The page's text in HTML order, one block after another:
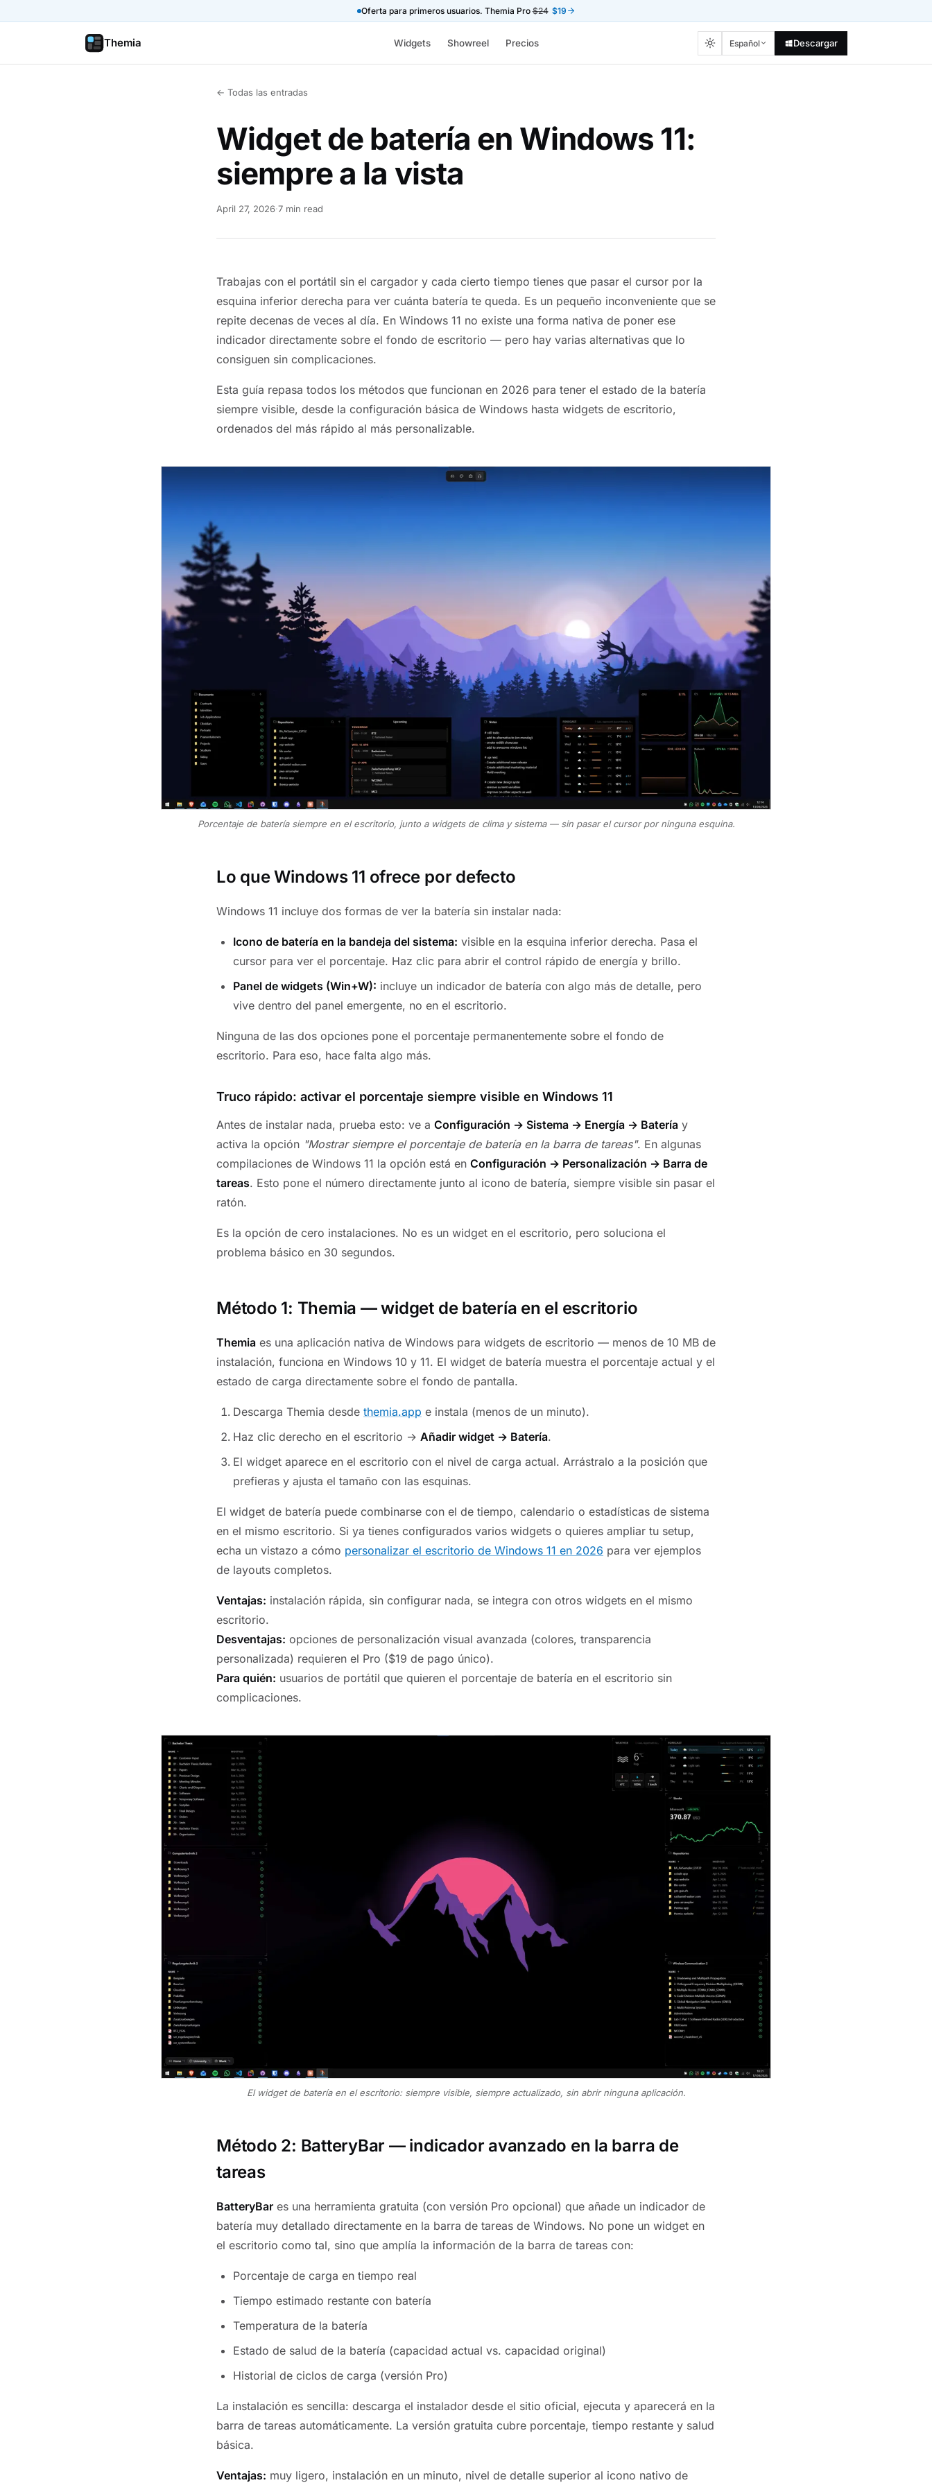
Oferta para primeros usuarios. Themia Pro$24 $19
Themia Widgets Showreel Precios Español Descargar
← Todas las entradas
Widget de batería en Windows 11:
siempre a la vista
April 27, 2026·7 min read
Trabajas con el portátil sin el cargador y cada cierto tiempo tienes que pasar el cursor por la
esquina inferior derecha para ver cuánta batería te queda. Es un pequeño inconveniente que se
repite decenas de veces al día. En Windows 11 no existe una forma nativa de poner ese
indicador directamente sobre el fondo de escritorio — pero hay varias alternativas que lo
consiguen sin complicaciones.
Esta guía repasa todos los métodos que funcionan en 2026 para tener el estado de la batería
siempre visible, desde la configuración básica de Windows hasta widgets de escritorio,
ordenados del más rápido al más personalizable.
Porcentaje de batería siempre en el escritorio, junto a widgets de clima y sistema — sin pasar el cursor por ninguna esquina.
Lo que Windows 11 ofrece por defecto
Windows 11 incluye dos formas de ver la batería sin instalar nada:
Icono de batería en la bandeja del sistema: visible en la esquina inferior derecha. Pasa el
cursor para ver el porcentaje. Haz clic para abrir el control rápido de energía y brillo.
Panel de widgets (Win+W): incluye un indicador de batería con algo más de detalle, pero
vive dentro del panel emergente, no en el escritorio.
Ninguna de las dos opciones pone el porcentaje permanentemente sobre el fondo de
escritorio. Para eso, hace falta algo más.
Truco rápido: activar el porcentaje siempre visible en Windows 11
Antes de instalar nada, prueba esto: ve a Configuración → Sistema → Energía → Batería y
activa la opción "Mostrar siempre el porcentaje de batería en la barra de tareas". En algunas
compilaciones de Windows 11 la opción está en Configuración → Personalización → Barra de
tareas. Esto pone el número directamente junto al icono de batería, siempre visible sin pasar el
ratón.
Es la opción de cero instalaciones. No es un widget en el escritorio, pero soluciona el
problema básico en 30 segundos.
Método 1: Themia — widget de batería en el escritorio
Themia es una aplicación nativa de Windows para widgets de escritorio — menos de 10 MB de
instalación, funciona en Windows 10 y 11. El widget de batería muestra el porcentaje actual y el
estado de carga directamente sobre el fondo de pantalla.
Descarga Themia desde themia.app e instala (menos de un minuto).
Haz clic derecho en el escritorio → Añadir widget → Batería.
El widget aparece en el escritorio con el nivel de carga actual. Arrástralo a la posición que
prefieras y ajusta el tamaño con las esquinas.
El widget de batería puede combinarse con el de tiempo, calendario o estadísticas de sistema
en el mismo escritorio. Si ya tienes configurados varios widgets o quieres ampliar tu setup,
echa un vistazo a cómo personalizar el escritorio de Windows 11 en 2026 para ver ejemplos
de layouts completos.
Ventajas: instalación rápida, sin configurar nada, se integra con otros widgets en el mismo
escritorio.
Desventajas: opciones de personalización visual avanzada (colores, transparencia
personalizada) requieren el Pro ($19 de pago único).
Para quién: usuarios de portátil que quieren el porcentaje de batería en el escritorio sin
complicaciones.
El widget de batería en el escritorio: siempre visible, siempre actualizado, sin abrir ninguna aplicación.
Método 2: BatteryBar — indicador avanzado en la barra de
tareas
BatteryBar es una herramienta gratuita (con versión Pro opcional) que añade un indicador de
batería muy detallado directamente en la barra de tareas de Windows. No pone un widget en
el escritorio como tal, sino que amplía la información de la barra de tareas con:
Porcentaje de carga en tiempo real
Tiempo estimado restante con batería
Temperatura de la batería
Estado de salud de la batería (capacidad actual vs. capacidad original)
Historial de ciclos de carga (versión Pro)
La instalación es sencilla: descarga el instalador desde el sitio oficial, ejecuta y aparecerá en la
barra de tareas automáticamente. La versión gratuita cubre porcentaje, tiempo restante y salud
básica.
Ventajas: muy ligero, instalación en un minuto, nivel de detalle superior al icono nativo de